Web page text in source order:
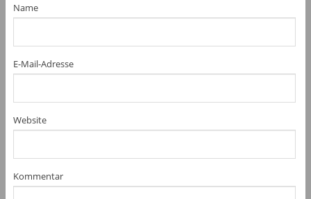
Name
E-Mail-Adresse
Website
Kommentar